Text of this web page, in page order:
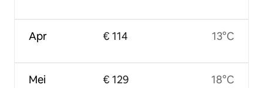
Apr
Mei
€ 114
€ 129
13°C
18°C